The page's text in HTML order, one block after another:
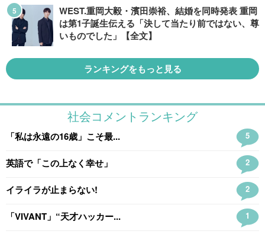
WEST.重岡大毅・濱田崇裕、結婚を同時発表 重岡
は第1子誕生伝える「決して当たり前ではない、尊
いものでした」【全文】
ランキングをもっと見る